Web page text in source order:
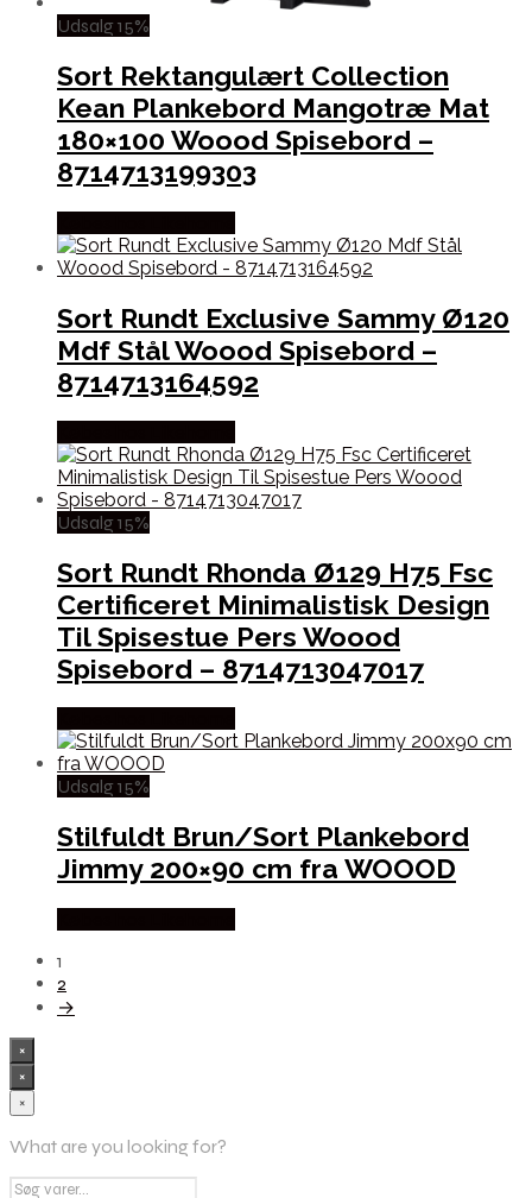
Udsalg 15%
Sort Rektangulært Collection
Kean Plankebord Mangotræ Mat
180×100 Woood Spisebord –
8714713199303
Sort Rundt Exclusive Sammy Ø120
Mdf Stål Woood Spisebord –
8714713164592
Udsalg 15%
Sort Rundt Rhonda Ø129 H75 Fsc
Certificeret Minimalistisk Design
Til Spisestue Pers Woood
Spisebord – 8714713047017
Udsalg 15%
Stilfuldt Brun/Sort Plankebord
Jimmy 200×90 cm fra WOOOD
1
2
→
×
×
×
What are you looking for?